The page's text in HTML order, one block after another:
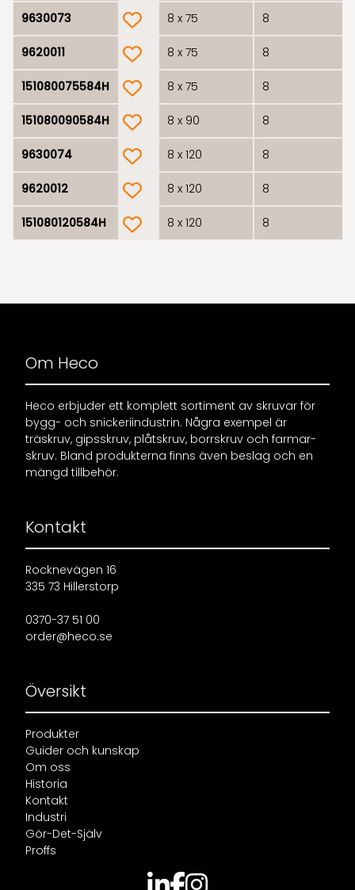
9630073product.wishlist8 x 75 8
9620011 product.wishlist8 x 75 8
151080075584Hproduct.wishlist8 x 75 8
151080090584Hproduct.wishlist8 x 90 8
9630074product.wishlist8 x 120 8
9620012 product.wishlist8 x 120 8
151080120584Hproduct.wishlist8 x 120 8
Om Heco
Heco erbjuder ett komplett sortiment av skruvar för
bygg- och snickeriindustrin. Några exempel är
träskruv, gipsskruv, plåtskruv, borrskruv och farmar-
skruv. Bland produkterna finns även beslag och en
mängd tillbehör.
Kontakt
Rocknevägen 16
335 73 Hillerstorp
0370-37 51 00
order@heco.se
Översikt
Produkter
Guider och kunskap
Om oss
Historia
Kontakt
Industri
Gör-Det-Själv
Proffs